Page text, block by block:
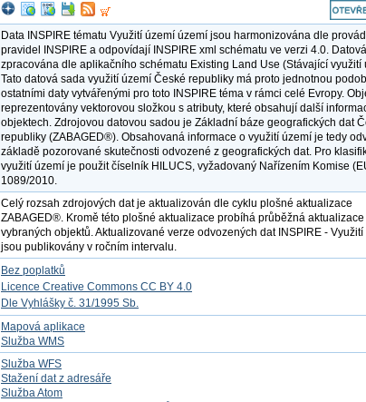
Data INSPIRE tématu Využití území území jsou harmonizována dle
pravidel INSPIRE a odpovídají INSPIRE xml schématu ve verzi 4.0.
zpracována dle aplikačního schématu Existing Land Use (Stávající využití
Tato datová sada využití území České republiky má proto jednotnou
ostatními daty vytvářenými pro toto INSPIRE téma v rámci celé Evropy.
reprezentovány vektorovou složkou s atributy, které obsahují další
objektech. Zdrojovou datovou sadou je Základní báze geografických dat
republiky (ZABAGED®). Obsahovaná informace o využití území je tedy
základě pozorované skutečnosti odvozené z geografických dat. Pro
využití území je použit číselník HILUCS, vyžadovaný Nařízením Komise
1089/2010.
Celý rozsah zdrojových dat je aktualizován dle cyklu plošné aktualizace
ZABAGED®. Kromě této plošné aktualizace probíhá průběžná aktualizace
vybraných objektů. Aktualizované verze odvozených dat INSPIRE - Využití
jsou publikovány v ročním intervalu.
Bez poplatků
Licence Creative Commons CC BY 4.0
Dle Vyhlášky č. 31/1995 Sb.
Mapová aplikace
Služba WMS
Služba WFS
Stažení dat z adresáře
Služba Atom